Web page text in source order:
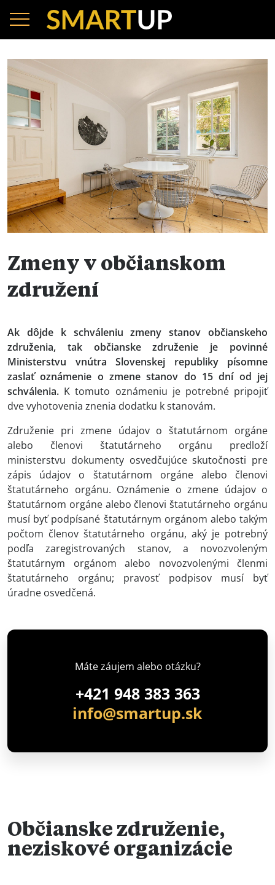
Zmeny v občianskom
združení
Ak dôjde k schváleniu zmeny stanov občianskeho
združenia, tak občianske združenie je povinné
Ministerstvu vnútra Slovenskej republiky písomne
zaslať oznámenie o zmene stanov do 15 dní od jej
schválenia. K tomuto oznámeniu je potrebné pripojiť
dve vyhotovenia znenia dodatku k stanovám.
Združenie pri zmene údajov o štatutárnom orgáne
alebo členovi štatutárneho orgánu predloží
ministerstvu dokumenty osvedčujúce skutočnosti pre
zápis údajov o štatutárnom orgáne alebo členovi
štatutárneho orgánu. Oznámenie o zmene údajov o
štatutárnom orgáne alebo členovi štatutárneho orgánu
musí byť podpísané štatutárnym orgánom alebo takým
počtom členov štatutárneho orgánu, aký je potrebný
podľa zaregistrovaných stanov, a novozvoleným
štatutárnym orgánom alebo novozvolenými členmi
štatutárneho orgánu; pravosť podpisov musí byť
úradne osvedčená.
Máte záujem alebo otázku?
+421 948 383 363
info@smartup.sk
Občianske združenie,
neziskové organizácie